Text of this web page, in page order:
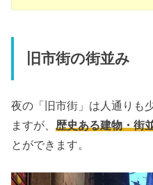
旧市街の街並み
夜の「旧市街」は人通りも
ますが、歴史ある建物・街
とができます。